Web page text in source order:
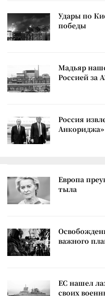
Удары по
победы
Мадьяр
Россией за
Россия
Анкориджа»
Европа
тыла
важного
ЕС нашел
своих